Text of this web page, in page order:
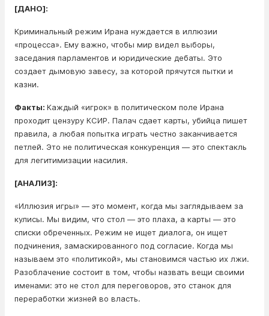
[ДАНО]:
Криминальный режим Ирана нуждается в иллюзии
«процесса». Ему важно, чтобы мир видел выборы,
заседания парламентов и юридические дебаты. Это
создает дымовую завесу, за которой прячутся пытки и
казни.
Факты: Каждый «игрок» в политическом поле Ирана
проходит цензуру КСИР. Палач сдает карты, убийца пишет
правила, а любая попытка играть честно заканчивается
петлей. Это не политическая конкуренция — это спектакль
для легитимизации насилия.
[АНАЛИЗ]:
«Иллюзия игры» — это момент, когда мы заглядываем за
кулисы. Мы видим, что стол — это плаха, а карты — это
списки обреченных. Режим не ищет диалога, он ищет
подчинения, замаскированного под согласие. Когда мы
называем это «политикой», мы становимся частью их лжи.
Разоблачение состоит в том, чтобы назвать вещи своими
именами: это не стол для переговоров, это станок для
переработки жизней во власть.